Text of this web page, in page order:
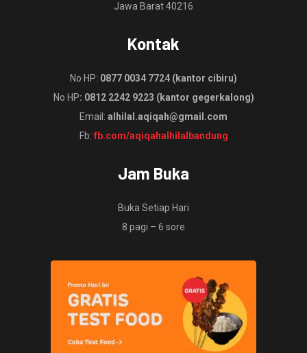
Jawa Barat 40216
Kontak
No HP: 0877 0034 7724 (kantor cibiru)
No HP: 0812 2242 9223 (kantor gegerkalong)
Email: alhilal.aqiqah@gmail.com
Fb: fb.com/aqiqahalhilalbandung
Jam Buka
Buka Setiap Hari
8 pagi – 6 sore